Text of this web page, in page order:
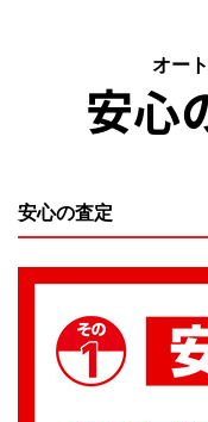
オー
安心
安心の査定